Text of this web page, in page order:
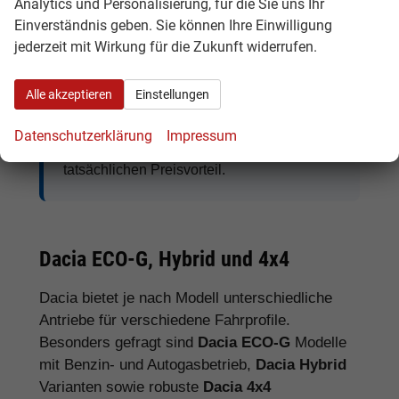
Tipp:Vergleichen Sie bei Dacia EU-
sondern auch Ausstattung, Lieferzeit,
Zusatzkosten. So erkennen Sie den
tatsächlichen Preisvorteil.
Dacia ECO-G, Hybrid und 4x4
Dacia bietet je nach Modell unterschiedliche
Antriebe für verschiedene Fahrprofile.
Besonders gefragt sind Dacia ECO-G Modelle
mit Benzin- und Autogasbetrieb, Dacia Hybrid
Varianten sowie robuste Dacia 4x4
Analytics und Personalisierung, für die Sie uns Ihr
Einverständnis geben. Sie können Ihre Einwilligung
jederzeit mit Wirkung für die Zukunft widerrufen.
Alle akzeptieren Einstellungen
Datenschutzerklärung Impressum